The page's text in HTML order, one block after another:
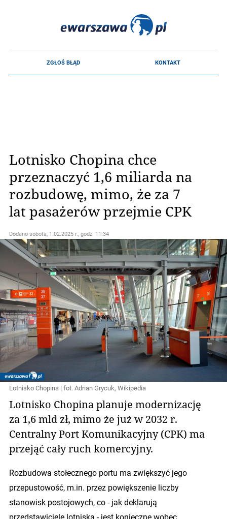
Lotnisko Chopina chce
przeznaczyć 1,6 miliarda na
rozbudowę, mimo, że za 7
lat pasażerów przejmie CPK
Dodano sobota, 1.02.2025 r., godz. 11.34
Lotnisko Chopina | fot. Adrian Grycuk, Wikipedia
Lotnisko Chopina planuje modernizację
za 1,6 mld zł, mimo że już w 2032 r.
Centralny Port Komunikacyjny (CPK) ma
przejąć cały ruch komercyjny.
Rozbudowa stołecznego portu ma zwiększyć jego
przepustowość, m.in. przez powiększenie liczby
stanowisk postojowych, co - jak deklarują